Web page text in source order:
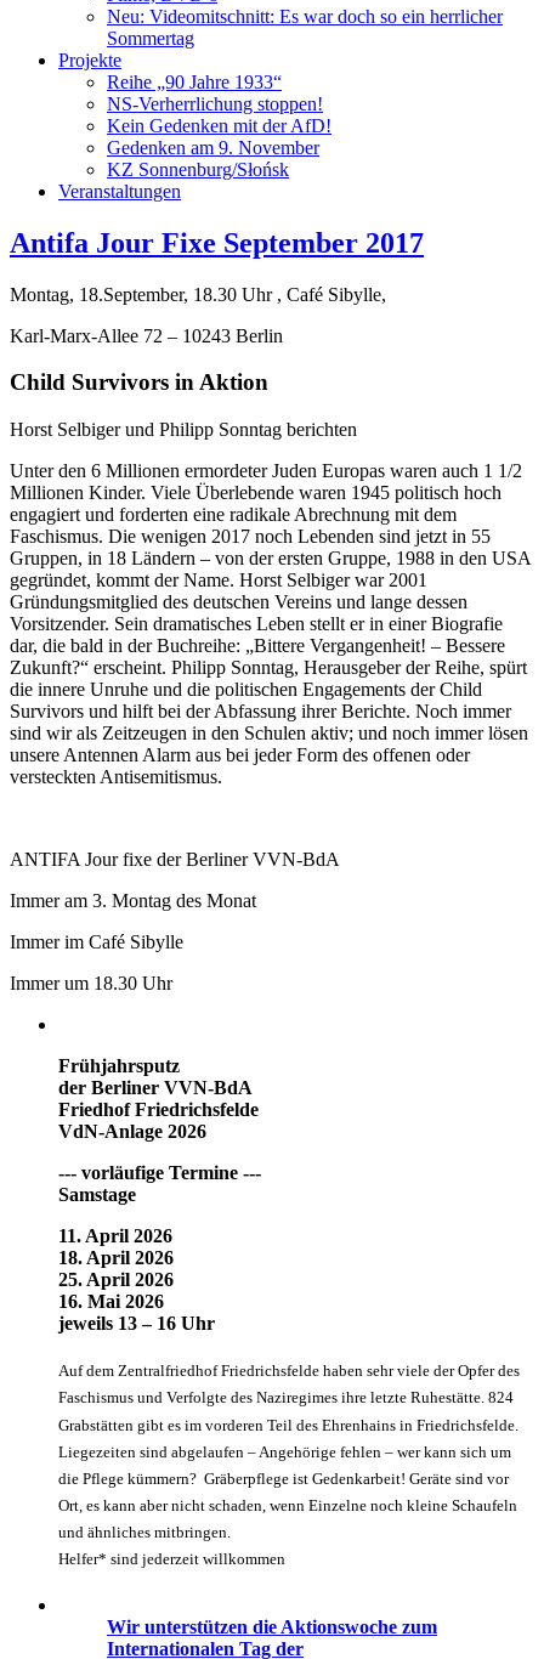
Neu: Videomitschnitt: Es war doch so ein herrlicher
Sommertag
Projekte
Reihe „90 Jahre 1933“
NS-Verherrlichung stoppen!
Kein Gedenken mit der AfD!
Gedenken am 9. November
KZ Sonnenburg/Słońsk
Veranstaltungen
Antifa Jour Fixe September 2017
Montag, 18.September, 18.30 Uhr , Café Sibylle,
Karl-Marx-Allee 72 – 10243 Berlin
Child Survivors in Aktion
Horst Selbiger und Philipp Sonntag berichten
Unter den 6 Millionen ermordeter Juden Europas waren auch 1 1/2
Millionen Kinder. Viele Überlebende waren 1945 politisch hoch
engagiert und forderten eine radikale Abrechnung mit dem
Faschismus. Die wenigen 2017 noch Lebenden sind jetzt in 55
Gruppen, in 18 Ländern – von der ersten Gruppe, 1988 in den USA
gegründet, kommt der Name. Horst Selbiger war 2001
Gründungsmitglied des deutschen Vereins und lange dessen
Vorsitzender. Sein dramatisches Leben stellt er in einer Biografie
dar, die bald in der Buchreihe: „Bittere Vergangenheit! – Bessere
Zukunft?“ erscheint. Philipp Sonntag, Herausgeber der Reihe, spürt
die innere Unruhe und die politischen Engagements der Child
Survivors und hilft bei der Abfassung ihrer Berichte. Noch immer
sind wir als Zeitzeugen in den Schulen aktiv; und noch immer lösen
unsere Antennen Alarm aus bei jeder Form des offenen oder
versteckten Antisemitismus.
ANTIFA Jour fixe der Berliner VVN-BdA
Immer am 3. Montag des Monat
Immer im Café Sibylle
Immer um 18.30 Uhr
Frühjahrsputz
der Berliner VVN-BdA
Friedhof Friedrichsfelde
VdN-Anlage 2026
--- vorläufige Termine ---
Samstage
11. April 2026
18. April 2026
25. April 2026
16. Mai 2026
jeweils 13 – 16 Uhr
Auf dem Zentralfriedhof Friedrichsfelde haben sehr viele der Opfer des
Faschismus und Verfolgte des Naziregimes ihre letzte Ruhestätte. 824
Grabstätten gibt es im vorderen Teil des Ehrenhains in Friedrichsfelde.
Liegezeiten sind abgelaufen – Angehörige fehlen – wer kann sich um
die Pflege kümmern? Gräberpflege ist Gedenkarbeit! Geräte sind vor
Ort, es kann aber nicht schaden, wenn Einzelne noch kleine Schaufeln
und ähnliches mitbringen.
Helfer* sind jederzeit willkommen
Wir unterstützen die Aktionswoche zum
Internationalen Tag der